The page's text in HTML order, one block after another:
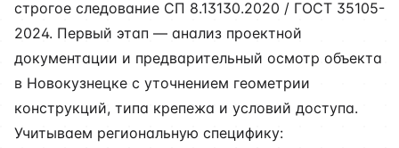
строгое следование СП 8.13130.2020 / ГОСТ 35105-
2024. Первый этап — анализ проектной
документации и предварительный осмотр объекта
в Новокузнецке с уточнением геометрии
конструкций, типа крепежа и условий доступа.
Учитываем региональную специфику: